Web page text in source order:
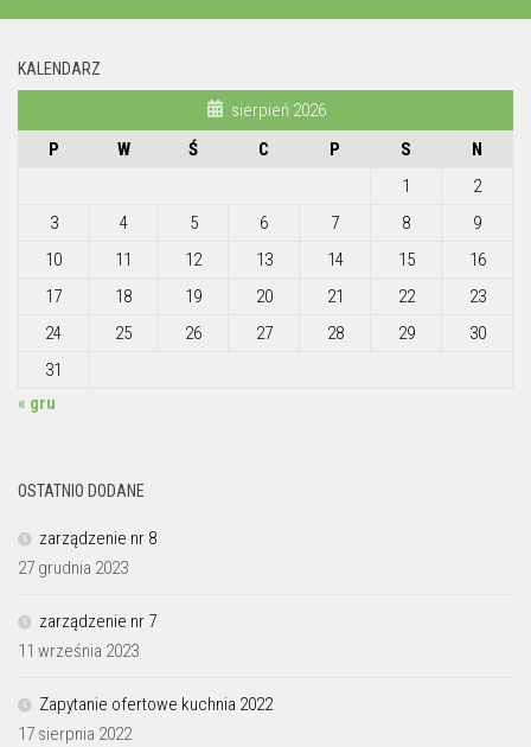
KALENDARZ
sierpień 2026
P
W Ś C P S
N
1
2
3
4 5 6 7 8
9
10
11 12 13 14 15
16
17
18 19 20 21 22
23
24
25 26 27 28 29
30
31
« gru
OSTATNIO DODANE
zarządzenie nr 8
27 grudnia 2023
zarządzenie nr 7
11 września 2023
Zapytanie ofertowe kuchnia 2022
17 sierpnia 2022